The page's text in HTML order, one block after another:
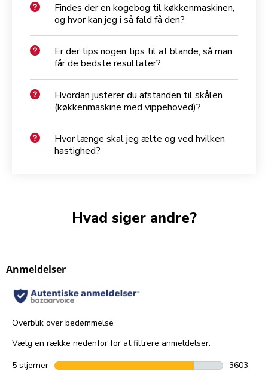
Findes der en kogebog til køkkenmaskinen,
og hvor kan jeg i så fald få den?
Er der tips nogen tips til at blande, så man
får de bedste resultater?
Hvordan justerer du afstanden til skålen
(køkkenmaskine med vippehoved)?
Hvor længe skal jeg ælte og ved hvilken
hastighed?
Hvad siger andre?